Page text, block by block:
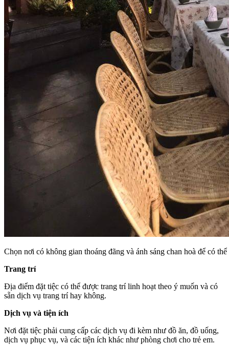
Chọn nơi có không gian thoáng đãng và ánh sáng chan hoà để có
Trang trí
Địa điểm đặt tiệc có thể được trang trí linh hoạt theo ý muốn và có
sẵn dịch vụ trang trí hay không.
Dịch vụ và tiện ích
Nơi đặt tiệc phải cung cấp các dịch vụ đi kèm như đồ ăn, đồ uống,
dịch vụ phục vụ, và các tiện ích khác như phòng chơi cho trẻ em.